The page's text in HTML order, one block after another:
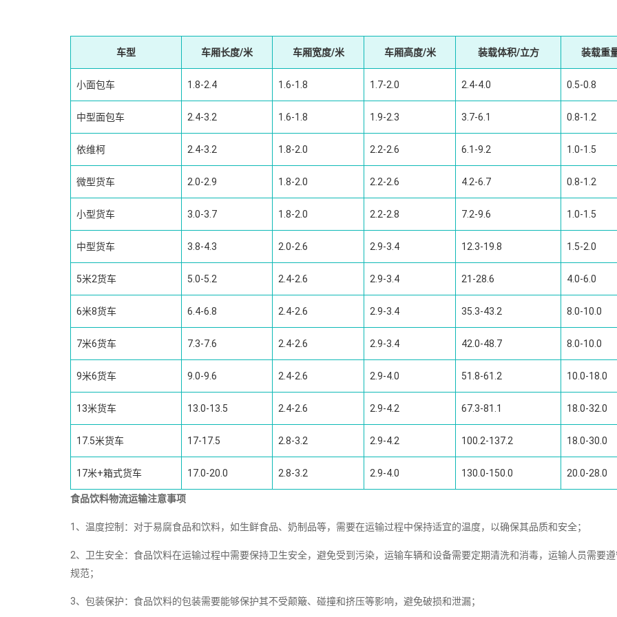
车型 车厢长度/米 车厢宽度/米 车厢高度/米 装载体积/立方 装载重
小面包车 1.8-2.4 1.6-1.8 1.7-2.0 2.4-4.0 0.5-0.8
中型面包车 2.4-3.2 1.6-1.8 1.9-2.3 3.7-6.1 0.8-1.2
依维柯 2.4-3.2 1.8-2.0 2.2-2.6 6.1-9.2 1.0-1.5
微型货车 2.0-2.9 1.8-2.0 2.2-2.6 4.2-6.7 0.8-1.2
小型货车 3.0-3.7 1.8-2.0 2.2-2.8 7.2-9.6 1.0-1.5
中型货车 3.8-4.3 2.0-2.6 2.9-3.4 12.3-19.8 1.5-2.0
5米2货车 5.0-5.2 2.4-2.6 2.9-3.4 21-28.6 4.0-6.0
6米8货车 6.4-6.8 2.4-2.6 2.9-3.4 35.3-43.2 8.0-10.0
7米6货车 7.3-7.6 2.4-2.6 2.9-3.4 42.0-48.7 8.0-10.0
9米6货车 9.0-9.6 2.4-2.6 2.9-4.0 51.8-61.2 10.0-18.0
13米货车 13.0-13.5 2.4-2.6 2.9-4.2 67.3-81.1 18.0-32.0
17.5米货车 17-17.5 2.8-3.2 2.9-4.2 100.2-137.2 18.0-30.0
17米+箱式货车 17.0-20.0 2.8-3.2 2.9-4.0 130.0-150.0 20.0-28.0
食品饮料物流运输注意事项
1、温度控制：对于易腐食品和饮料，如生鲜食品、奶制品等，需要在运输过程中保持适宜的温度，以确保其品质和安全；
2、卫生安全：食品饮料在运输过程中需要保持卫生安全，避免受到污染，运输车辆和设备需要定期清洗和消毒，运输人员需要
规范；
3、包装保护：食品饮料的包装需要能够保护其不受颠簸、碰撞和挤压等影响，避免破损和泄漏；